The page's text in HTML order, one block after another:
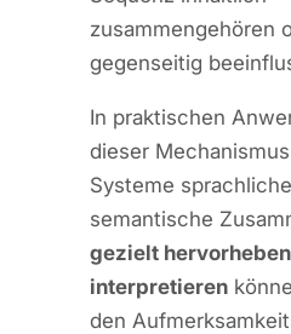
zusammengehören
gegenseitig
In praktischen
dieser
Systeme
semantische
gezielt
interpretieren
den